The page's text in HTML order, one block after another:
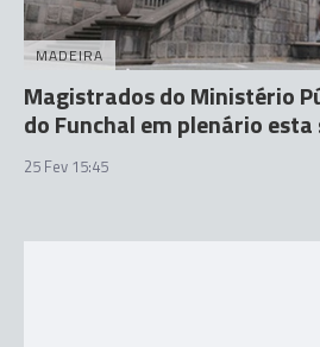
MADEIRA
Magistrados do Ministério
do Funchal em plenário
25 Fev 15:45